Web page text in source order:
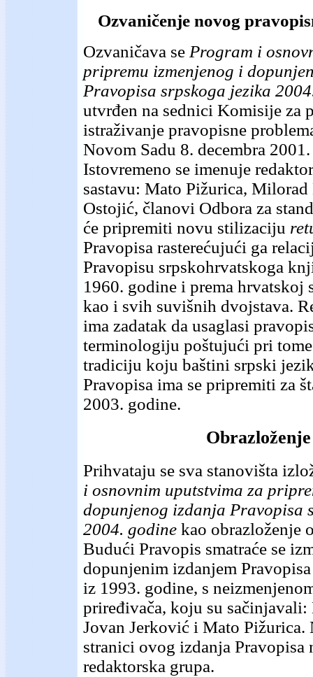
Ozvaničenje novog
Ozvaničava se Program i
pripremu izmenjenog i
Pravopisa srpskoga jezika
utvrđen na sednici Komisije za
istraživanje pravopisne
Novom Sadu 8. decembra
Istovremeno se imenuje
sastavu: Mato Pižurica,
Ostojić, članovi Odbora za
će pripremiti novu stilizaciju
Pravopisa rasterećujući ga
Pravopisu srpskohrvatskoga
1960. godine i prema hrvatskoj
kao i svih suvišnih dvojstava.
ima zadatak da usaglasi
terminologiju poštujući pri
tradiciju koju baštini srpski
Pravopisa ima se pripremiti za
2003. godine.
Obrazloženje
Prihvataju se sva stanovišta
i osnovnim uputstvima za
dopunjenog izdanja Pravopisa
2004. godine kao obrazloženje
Budući Pravopis smatraće se
dopunjenim izdanjem
iz 1993. godine, s
priređivača, koju su sačinjavali:
Jovan Jerković i Mato Pižurica.
stranici ovog izdanja Pravopisa
redaktorska grupa.